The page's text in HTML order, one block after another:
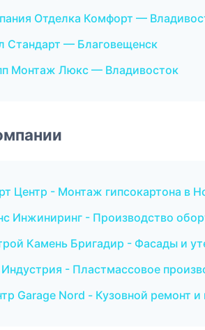
Отделка Комфорт —
Стандарт — Благовещенск
Монтаж Люкс — Владивосток
Центр - Монтаж гипсокартона в
Инжиниринг - Производство
Камень Бригадир - Фасады и
- Пластмассовое
Garage Nord - Кузовной ремонт и